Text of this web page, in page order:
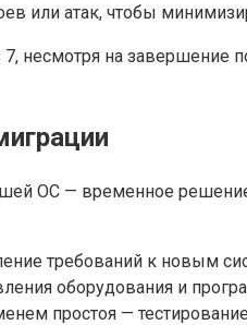
или атак, чтобы
несмотря на
ОС — временное
требований к новым
оборудования и
простоя —